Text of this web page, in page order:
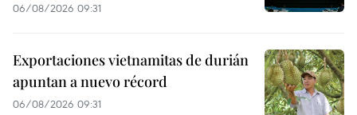
06/08/2026 09:31
Exportaciones vietnamitas de durián
apuntan a nuevo récord
06/08/2026 09:31